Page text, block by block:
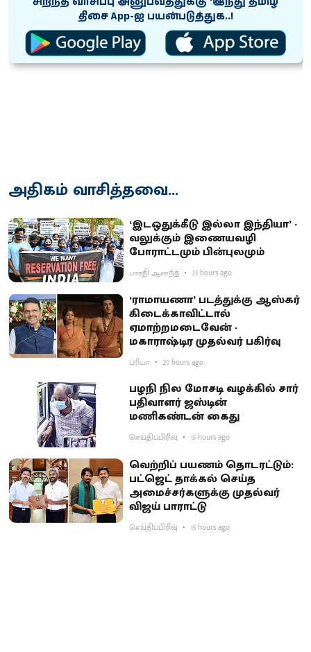
திசை App-ஐ பயன்படுத்துக..!
அதிகம் வாசித்தவை...
‘இடஒதுக்கீடு இல்லா இந்தியா’ -
வலுக்கும் இணையவழி
போராட்டமும் பின்புலமும்
பாரதி ஆனந்த் 23 hours ago
‘ராமாயணா’ படத்துக்கு ஆஸ்கர்
கிடைக்காவிட்டால்
ஏமாற்றமடைவேன் -
மகாராஷ்டிர முதல்வர் பகிர்வு
ப்ரியா 20 hours ago
பழநி நில மோசடி வழக்கில் சார்
பதிவாளர் ஜஸ்டின்
மணிகண்டன் கைது
செய்திப்பிரிவு 15 hours ago
வெற்றிப் பயணம் தொடரட்டும்:
பட்ஜெட் தாக்கல் செய்த
அமைச்சர்களுக்கு முதல்வர்
விஜய் பாராட்டு
செய்திப்பிரிவு 15 hours ago